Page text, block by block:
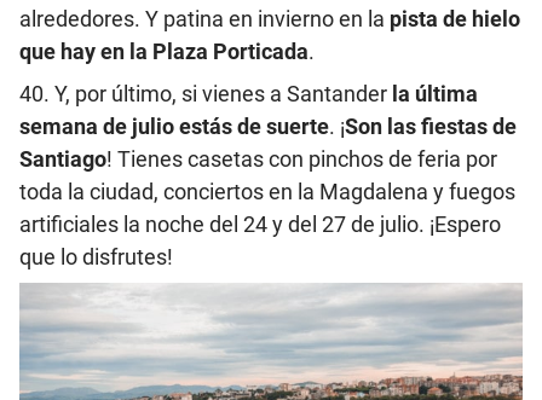
alrededores. Y patina en invierno en la pista de hielo
que hay en la Plaza Porticada.
40. Y, por último, si vienes a Santander la última
semana de julio estás de suerte. ¡Son las fiestas de
Santiago! Tienes casetas con pinchos de feria por
toda la ciudad, conciertos en la Magdalena y fuegos
artificiales la noche del 24 y del 27 de julio. ¡Espero
que lo disfrutes!